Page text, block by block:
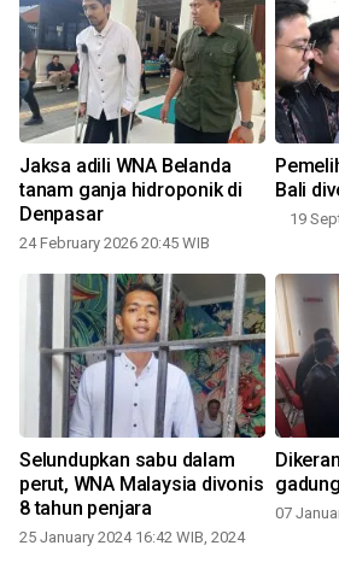
Jaksa adili WNA Belanda
tanam ganja hidroponik di
Denpasar
24 February 2026 20:45 WIB
Bali
19
Selundupkan sabu dalam
perut, WNA Malaysia divonis
8 tahun penjara
25 January 2024 16:42 WIB, 2024
07